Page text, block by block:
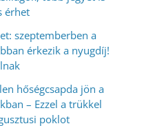
érhet
szeptemberben a
érkezik a nyugdíj!
hőségcsapda jön a
– Ezzel a trükkel
poklot